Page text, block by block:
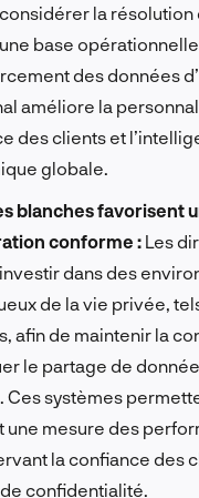
la résolution
base
des données
améliore la
des clients et
globale.
blanches favorisent
conforme : Les
dans des
de la vie privée,
afin de maintenir la
le partage de
Ces systèmes
une mesure des
la confiance des
confidentialité.